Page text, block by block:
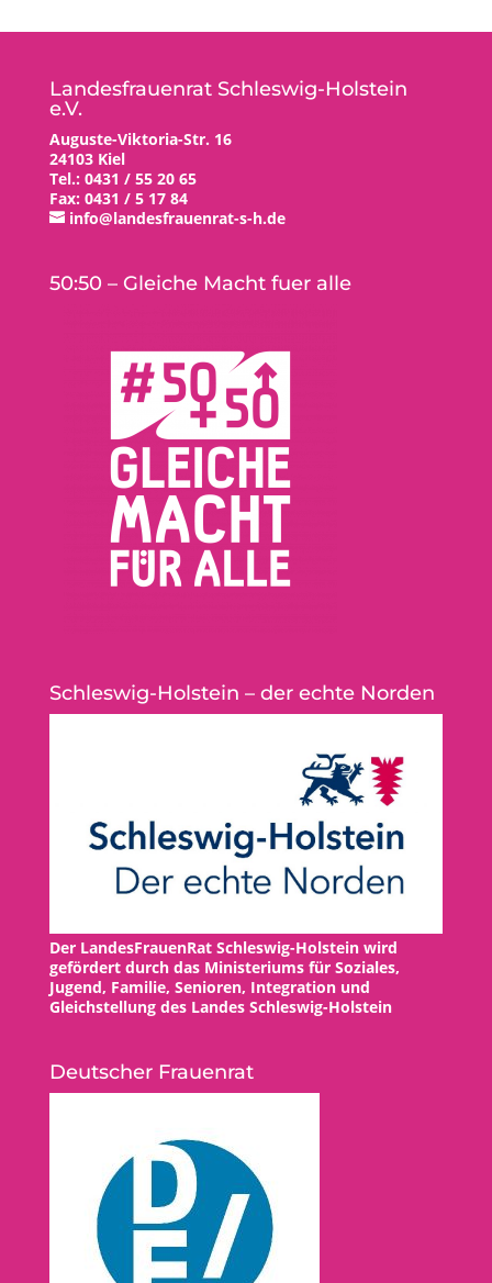
Landesfrauenrat Schleswig-Holstein
e.V.
Auguste-Viktoria-Str. 16
24103 Kiel
Tel.: 0431 / 55 20 65
Fax: 0431 / 5 17 84
info@landesfrauenrat-s-h.de
50:50 – Gleiche Macht fuer alle
Schleswig-Holstein – der echte Norden
Der LandesFrauenRat Schleswig-Holstein wird
gefördert durch das Ministeriums für Soziales,
Jugend, Familie, Senioren, Integration und
Gleichstellung des Landes Schleswig-Holstein
Deutscher Frauenrat